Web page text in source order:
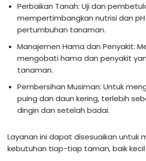
Perbaikan Tanah: Uji dan
mempertimbangkan nutrisi dan
pertumbuhan tanaman.
Manajemen Hama dan Penyakit:
mengobati hama dan penyakit
tanaman.
Pembersihan Musiman: Untuk
puing dan daun kering, terlebih
dingin dan setelah badai.
Layanan ini dapat disesuaikan untuk
kebutuhan tiap-tiap taman, baik kecil